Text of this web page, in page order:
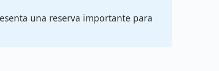
una reserva importante para